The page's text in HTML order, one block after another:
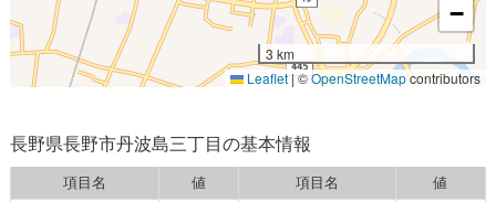
−
3 km
Leaflet|©OpenStreetMapcontributors
長野県長野市丹波島三丁目の基本情報
項目名 値 項目名
値